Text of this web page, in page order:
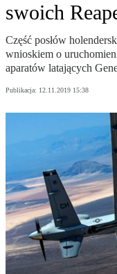
swoich
Część posłów
wnioskiem o
aparatów latających
Publikacja: 12.11.2019 15:38